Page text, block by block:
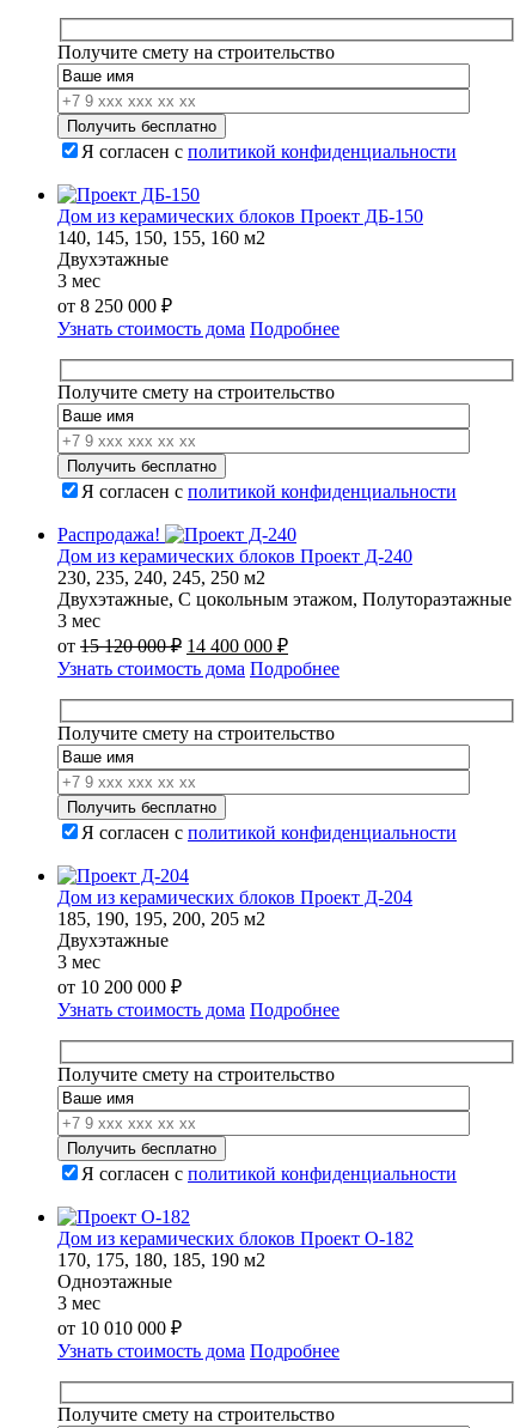
Получите смету на строительство
Я согласен с политикой конфиденциальности
Дом из керамических блоков Проект ДБ-150
140, 145, 150, 155, 160 м2
Двухэтажные
3 мес
от 8 250 000 ₽
Узнать стоимость дома Подробнее
Получите смету на строительство
Я согласен с политикой конфиденциальности
Распродажа!
Дом из керамических блоков Проект Д-240
230, 235, 240, 245, 250 м2
Двухэтажные, С цокольным этажом, Полутораэтажные
3 мес
от 15 120 000₽ Первоначальная
цена
составляла
15
120
000 ₽.
14 400 000 ₽Текущая
цена:
14
400
000 ₽.
Узнать стоимость дома Подробнее
Получите смету на строительство
Я согласен с политикой конфиденциальности
Дом из керамических блоков Проект Д-204
185, 190, 195, 200, 205 м2
Двухэтажные
3 мес
от 10 200 000 ₽
Узнать стоимость дома Подробнее
Получите смету на строительство
Я согласен с политикой конфиденциальности
Дом из керамических блоков Проект О-182
170, 175, 180, 185, 190 м2
Одноэтажные
3 мес
от 10 010 000 ₽
Узнать стоимость дома Подробнее
Получите смету на строительство